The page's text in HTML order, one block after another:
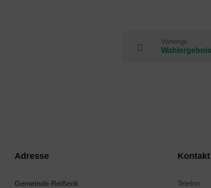
Vorherige
Adresse
Gemeinde Reißeck
Kontakt
Telefon